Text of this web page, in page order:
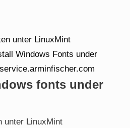
fonts under
unter LinuxMint